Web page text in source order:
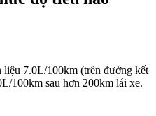
7.0L/100km (trên đường kết
100km sau hơn 200km lái xe.